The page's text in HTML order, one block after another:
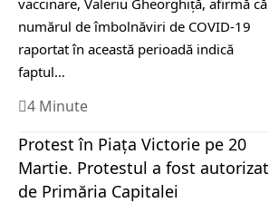
vaccinare, Valeriu Gheorghiţă, afirmă că
numărul de îmbolnăviri de COVID-19
raportat în această perioadă indică
faptul…
4 Minute
Protest în Piața Victorie pe 20
Martie. Protestul a fost autorizat
de Primăria Capitalei